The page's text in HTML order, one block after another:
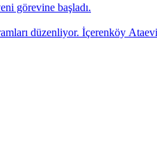
görevine başladı.
düzenliyor. İçerenköy